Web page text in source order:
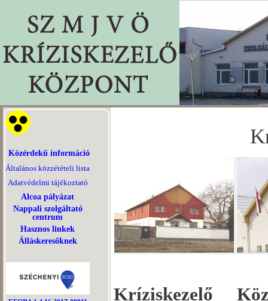
Közérdekű információ
Általános közzétételi lista
Adatvédelmi tájékoztató
Alcoa pályázat
Nappali szolgáltató
centrum
Hasznos linkek
Álláskeresőknek
Kríziskezelő